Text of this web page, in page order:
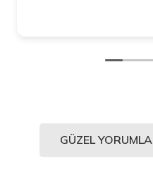
GÜZEL